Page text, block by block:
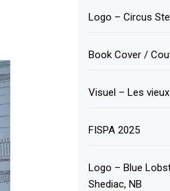
Logo – Circus
Book Cover /
Visuel – Les
FISPA 2025
Logo – Blue
Shediac, NB